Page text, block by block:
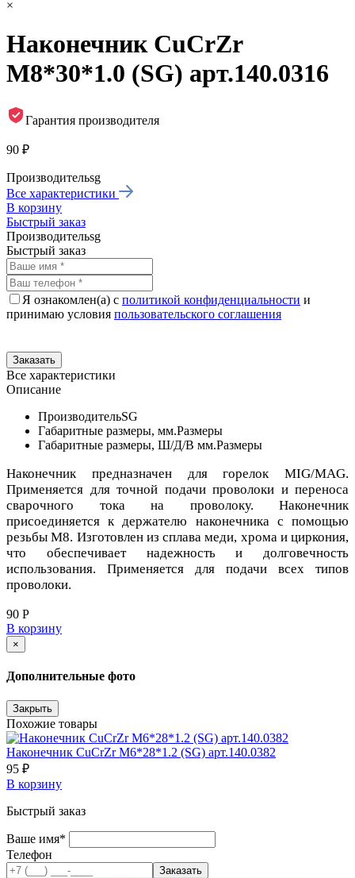
×
Наконечник CuCrZr
М8*30*1.0 (SG) арт.140.0316
Гарантия производителя
90 ₽
Производительsg
Все характеристики
В корзину
Быстрый заказ
Производительsg
Быстрый заказ
Я ознакомлен(а) с политикой конфиденциальности и
принимаю условия пользовательского соглашения
Все характеристики
Описание
ПроизводительSG
Габаритные размеры, мм.Размеры
Габаритные размеры, Ш/Д/В мм.Размеры
Наконечник предназначен для горелок MIG/MAG.
Применяется для точной подачи проволоки и переноса
сварочного тока на проволоку. Наконечник
присоединяется к держателю наконечника с помощью
резьбы М8. Изготовлен из сплава меди, хрома и циркония,
что обеспечивает надежность и долговечность
использования. Применяется для подачи всех типов
проволоки.
90 Р
В корзину
×
Дополнительные фото
Закрыть
Похожие товары
Наконечник CuCrZr М6*28*1.2 (SG) арт.140.0382
95 ₽
В корзину
Быстрый заказ
Ваше имя*
Телефон